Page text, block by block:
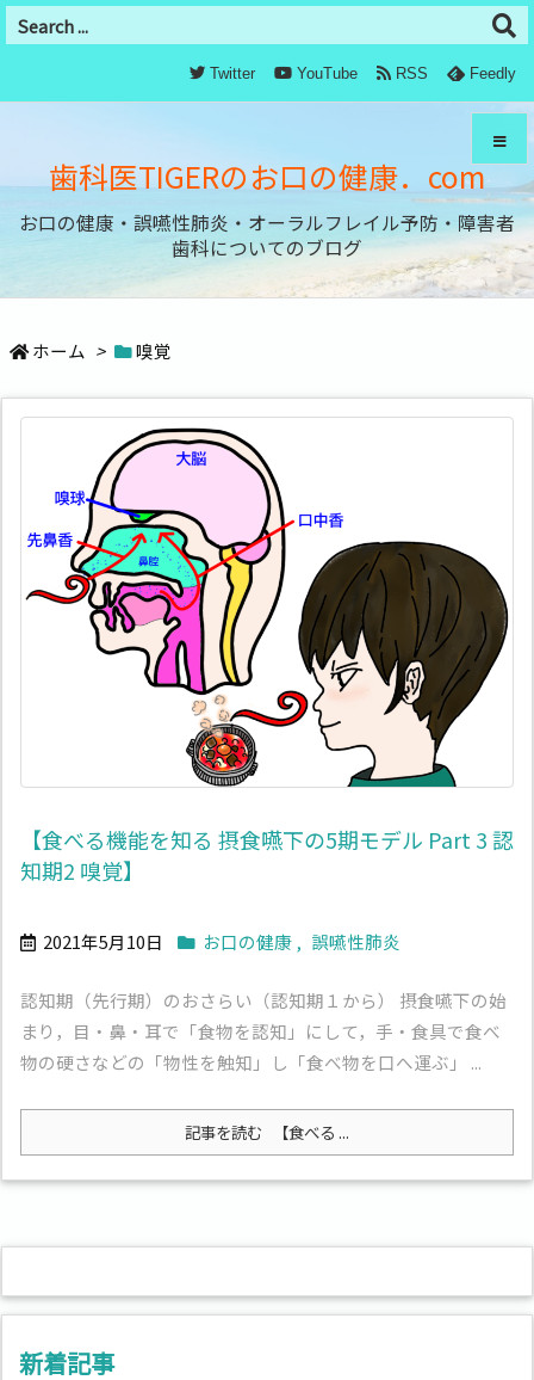
歯科医TIGERのお口の健康．com
お口の健康・誤嚥性肺炎・オーラルフレイル予防・障害者
歯科についてのブログ
メニュ
サイド
次へ
Twitter YouTube RSS Feedly
ホーム > 嗅覚
【食べる機能を知る 摂食嚥下の5期モデル Part 3 認
知期2 嗅覚】
2021年5月10日 お口の健康 , 誤嚥性肺炎
認知期（先行期）のおさらい（認知期１から） 摂食嚥下の始
まり，目・鼻・耳で「食物を認知」にして，手・食具で食べ
物の硬さなどの「物性を触知」し「食べ物を口へ運ぶ」 ...
記事を読む 【食べる ...
新着記事